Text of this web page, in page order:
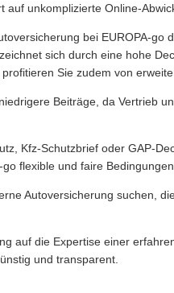
auf unkomplizierte Online-
bei EUROPA-
sich durch eine hohe
Sie zudem von
Beiträge, da Vertrieb
Kfz-Schutzbrief oder GAP-
flexible und faire
Autoversicherung suchen,
auf die Expertise einer
und transparent.